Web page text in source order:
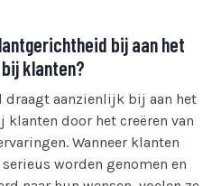
bij aan het
klanten?
aanzienlijk bij aan het
door het creëren van
Wanneer klanten
worden genomen en